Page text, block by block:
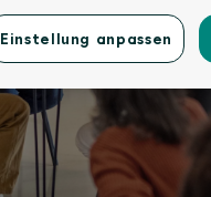
Einstellung anpassen